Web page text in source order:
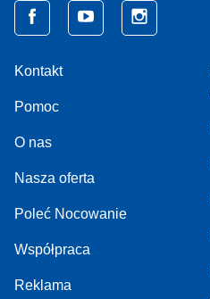
Kontakt
Pomoc
O nas
Nasza oferta
Poleć Nocowanie
Współpraca
Reklama